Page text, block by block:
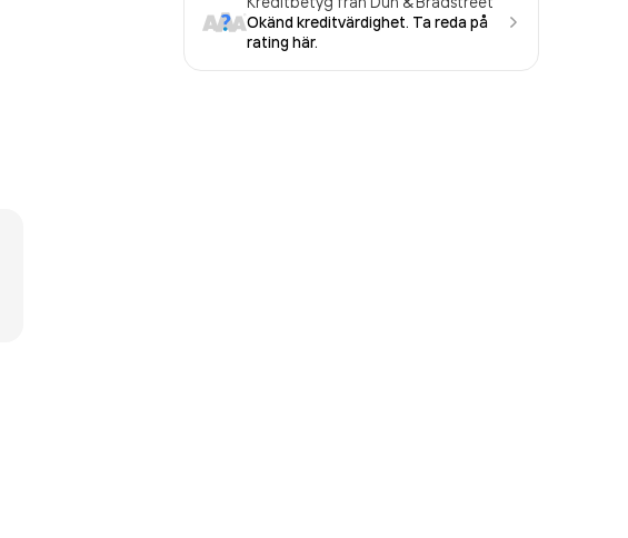
Okänd kreditvärdighet. Ta reda på
rating här.